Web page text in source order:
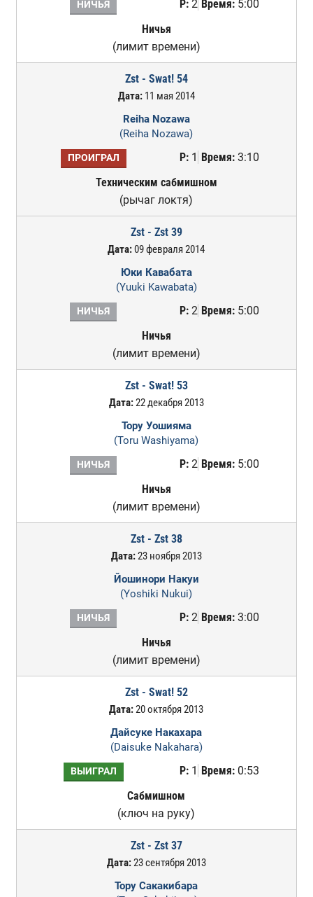
НИЧЬЯ Р:2 Время:5:00
Ничья
(лимит времени)
Zst - Swat! 54
Дата:11 мая 2014
Reiha Nozawa
(Reiha Nozawa)
ПРОИГРАЛ Р:1 Время:3:10
Техническим сабмишном
(рычаг локтя)
Zst - Zst 39
Дата:09 февраля 2014
Юки Кавабата
(Yuuki Kawabata)
НИЧЬЯ Р:2 Время:5:00
Ничья
(лимит времени)
Zst - Swat! 53
Дата:22 декабря 2013
Тору Уошияма
(Toru Washiyama)
НИЧЬЯ Р:2 Время:5:00
Ничья
(лимит времени)
Zst - Zst 38
Дата:23 ноября 2013
Йошинори Накуи
(Yoshiki Nukui)
НИЧЬЯ Р:2 Время:3:00
Ничья
(лимит времени)
Zst - Swat! 52
Дата:20 октября 2013
Дайсуке Накахара
(Daisuke Nakahara)
ВЫИГРАЛ Р:1 Время:0:53
Сабмишном
(ключ на руку)
Zst - Zst 37
Дата:23 сентября 2013
Тору Сакакибара